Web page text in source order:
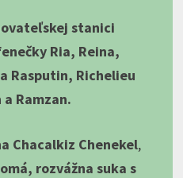
stanici
Ria, Reina,
Rasputin, Richelieu
a Ramzan.
Chacalkiz Chenekel,
rozvážna suka s